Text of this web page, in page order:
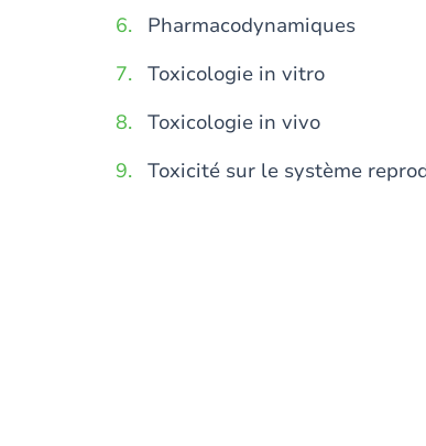
Pharmacodynamiques
Toxicologie in vitro
Toxicologie in vivo
Toxicité sur le système